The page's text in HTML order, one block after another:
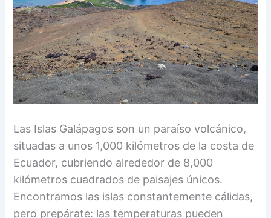
Las Islas Galápagos son un paraíso volcánico,
situadas a unos 1,000 kilómetros de la costa de
Ecuador, cubriendo alrededor de 8,000
kilómetros cuadrados de paisajes únicos.
Encontramos las islas constantemente cálidas,
pero prepárate: las temperaturas pueden